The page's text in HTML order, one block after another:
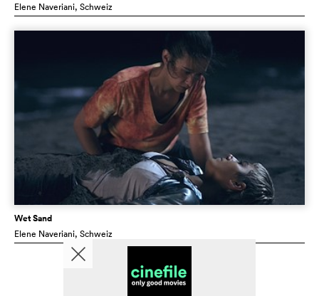
Elene Naveriani, Schweiz
Wet Sand
Elene Naveriani, Schweiz